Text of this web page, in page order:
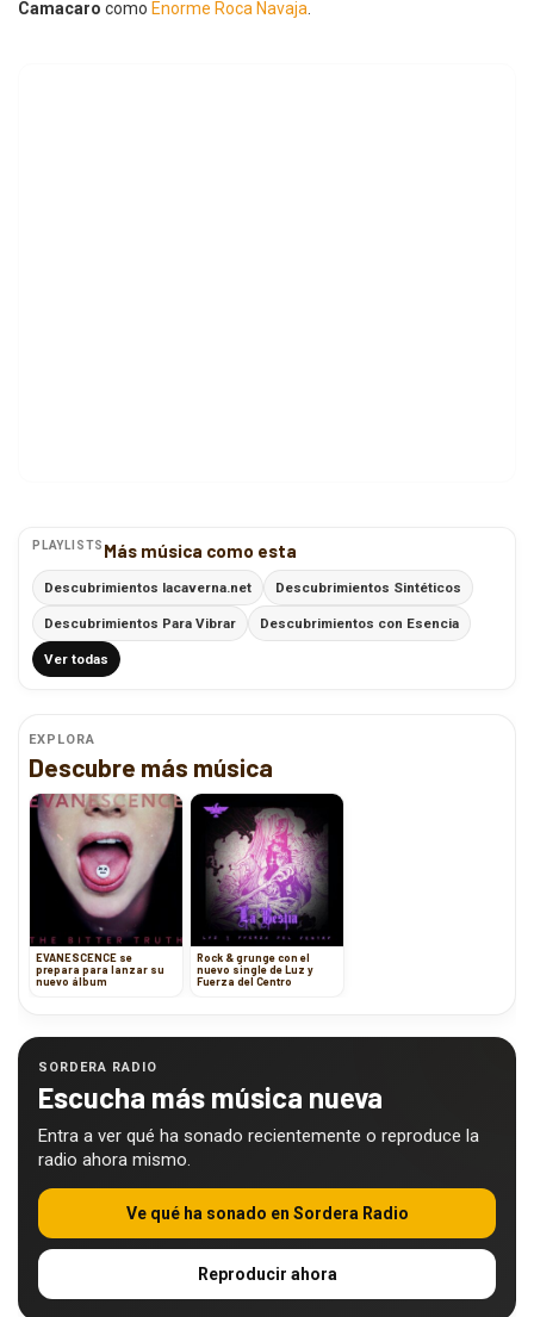
Camacaro como Enorme Roca Navaja
PLAYLISTS Más música como esta
Descubrimientos lacaverna.net Descubrimientos Sintéticos
Descubrimientos Para Vibrar Descubrimientos con Esencia
Ver todas
EXPLORA
Descubre más música
EVANESCENCE se
prepara para lanzar su
nuevo álbum
Rock & grunge con el
nuevo single de Luz y
Fuerza del Centro
SORDERA RADIO
Escucha más música nueva
Entra a ver qué ha sonado recientemente o reproduce la
radio ahora mismo.
Ve qué ha sonado en Sordera Radio
Reproducir ahora